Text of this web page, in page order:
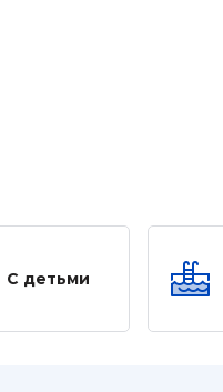
С детьми